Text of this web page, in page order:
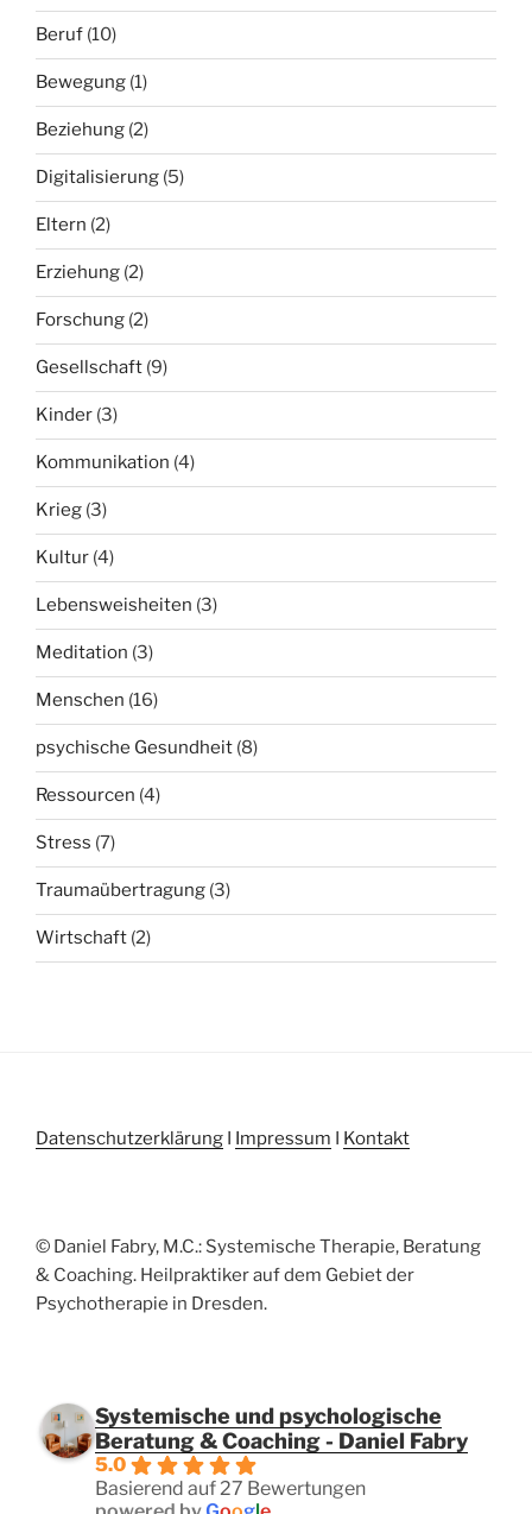
Beruf (10)
Bewegung (1)
Beziehung (2)
Digitalisierung (5)
Eltern (2)
Erziehung (2)
Forschung (2)
Gesellschaft (9)
Kinder (3)
Kommunikation (4)
Krieg (3)
Kultur (4)
Lebensweisheiten (3)
Meditation (3)
Menschen (16)
psychische Gesundheit (8)
Ressourcen (4)
Stress (7)
Traumaübertragung (3)
Wirtschaft (2)
Datenschutzerklärung I Impressum I Kontakt
© Daniel Fabry, M.C.: Systemische Therapie, Beratung
& Coaching. Heilpraktiker auf dem Gebiet der
Psychotherapie in Dresden.
Systemische und psychologische
Beratung & Coaching - Daniel Fabry
5.0
Basierend auf 27 Bewertungen